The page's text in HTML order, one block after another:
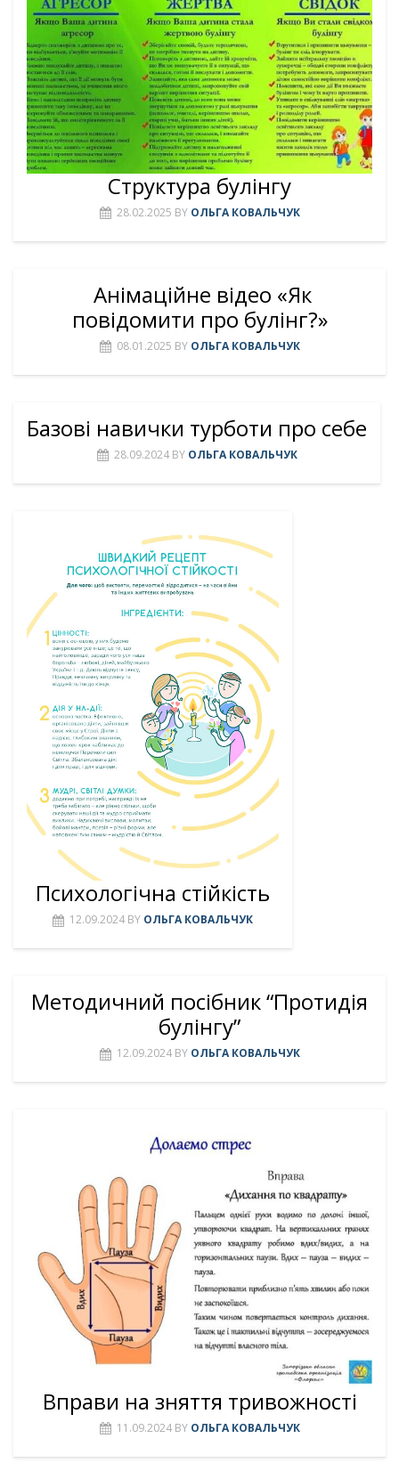
Структура булінгу
28.02.2025 BY ОЛЬГА КОВАЛЬЧУК
Анімаційне відео «Як
повідомити про булінг?»
08.01.2025 BY ОЛЬГА КОВАЛЬЧУК
Базові навички турботи про себе
28.09.2024 BY ОЛЬГА КОВАЛЬЧУК
Психологічна стійкість
12.09.2024 BY ОЛЬГА КОВАЛЬЧУК
Методичний посібник “Протидія
булінгу”
12.09.2024 BY ОЛЬГА КОВАЛЬЧУК
Вправи на зняття тривожності
11.09.2024 BY ОЛЬГА КОВАЛЬЧУК